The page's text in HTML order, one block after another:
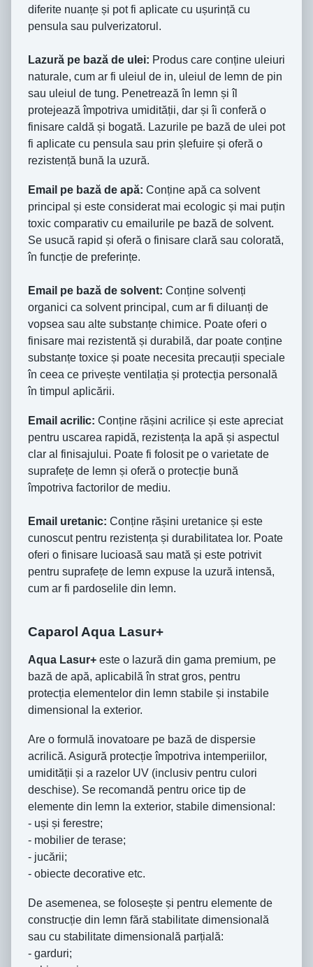
diferite nuanțe și pot fi aplicate cu ușurință cu
pensula sau pulverizatorul.
Lazură pe bază de ulei: Produs care conține uleiuri
naturale, cum ar fi uleiul de in, uleiul de lemn de pin
sau uleiul de tung. Penetrează în lemn și îl
protejează împotriva umidității, dar și îi conferă o
finisare caldă și bogată. Lazurile pe bază de ulei pot
fi aplicate cu pensula sau prin șlefuire și oferă o
rezistență bună la uzură.
Email pe bază de apă: Conține apă ca solvent
principal și este considerat mai ecologic și mai puțin
toxic comparativ cu emailurile pe bază de solvent.
Se usucă rapid și oferă o finisare clară sau colorată,
în funcție de preferințe.
Email pe bază de solvent: Conține solvenți
organici ca solvent principal, cum ar fi diluanți de
vopsea sau alte substanțe chimice. Poate oferi o
finisare mai rezistentă și durabilă, dar poate conține
substanțe toxice și poate necesita precauții speciale
în ceea ce privește ventilația și protecția personală
în timpul aplicării.
Email acrilic: Conține rășini acrilice și este apreciat
pentru uscarea rapidă, rezistența la apă și aspectul
clar al finisajului. Poate fi folosit pe o varietate de
suprafețe de lemn și oferă o protecție bună
împotriva factorilor de mediu.
Email uretanic: Conține rășini uretanice și este
cunoscut pentru rezistența și durabilitatea lor. Poate
oferi o finisare lucioasă sau mată și este potrivit
pentru suprafețe de lemn expuse la uzură intensă,
cum ar fi pardoselile din lemn.
Caparol Aqua Lasur+
Aqua Lasur+ este o lazură din gama premium, pe
bază de apă, aplicabilă în strat gros, pentru
protecția elementelor din lemn stabile și instabile
dimensional la exterior.
Are o formulă inovatoare pe bază de dispersie
acrilică. Asigură protecție împotriva intemperiilor,
umidității și a razelor UV (inclusiv pentru culori
deschise). Se recomandă pentru orice tip de
elemente din lemn la exterior, stabile dimensional:
- uși și ferestre;
- mobilier de terase;
- jucării;
- obiecte decorative etc.
De asemenea, se folosește și pentru elemente de
construcție din lemn fără stabilitate dimensională
sau cu stabilitate dimensională parțială:
- garduri;